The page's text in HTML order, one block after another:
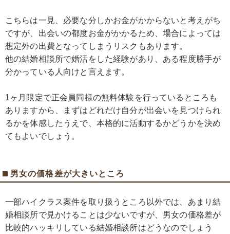
こちらは一見、必要な分しかお金がかからないと考えがち
ですが、出会いの都度お金がかかるため、場合によっては
想定外の出費となってしまうリスクもあります。
他の結婚相談所で婚活をした経験があり、ある程度勝手が
分かっている人向けと言えます。
1ヶ月限定で正会員同様の無料体験を行っているところも
ありますから、まずはどれだけ自分が出会いを見つけられ
るかを体感したうえで、本格的に活動するかどうかを決め
てもよいでしょう。
男女の価格差が大きいところ
一部ハイクラス案件を取り扱うところ以外では、あまり結
婚相談所で見かけることは少ないですが、男女の価格差が
比較的ハッキリしている結婚相談所はどうなのでしょう